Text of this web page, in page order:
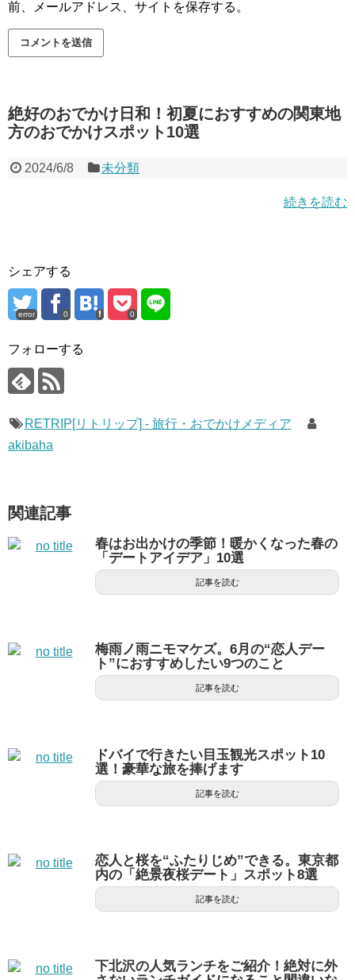
前、メールアドレス、サイトを保存する。
絶好のおでかけ日和！初夏におすすめの関東地
方のおでかけスポット10選
2024/6/8 未分類
続きを読む
シェアする
error 0 0
フォローする
RETRIP[リトリップ] - 旅行・おでかけメディア
akibaha
関連記事
春はお出かけの季節！暖かくなった春の
「デートアイデア」10選
記事を読む
梅雨ノ雨ニモマケズ。6月の“恋人デー
ト”におすすめしたい9つのこと
記事を読む
ドバイで行きたい目玉観光スポット10
選！豪華な旅を捧げます
記事を読む
恋人と桜を“ふたりじめ”できる。東京都
内の「絶景夜桜デート」スポット8選
記事を読む
下北沢の人気ランチをご紹介！絶対に外